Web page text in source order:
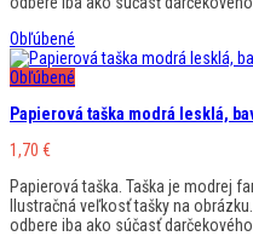
Obľúbené
Obľúbené
Papierová taška modrá lesklá,
1,70 €
Papierová taška. Taška je modrej
Ilustračná veľkosť tašky na
odbere iba ako súčasť